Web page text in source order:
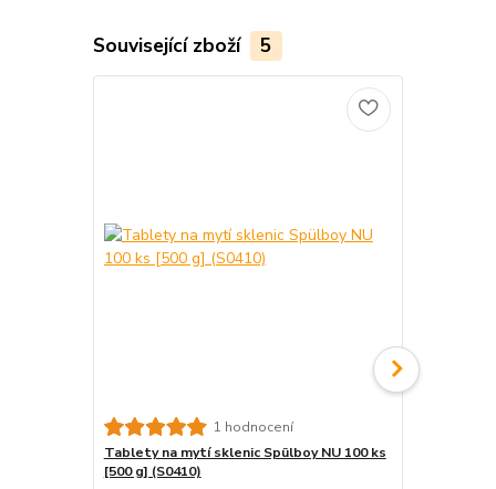
Související zboží 5
1 hodnocení
Tablety na mytí sklenic Spülboy NU 100 ks
[500 g] (S0410)